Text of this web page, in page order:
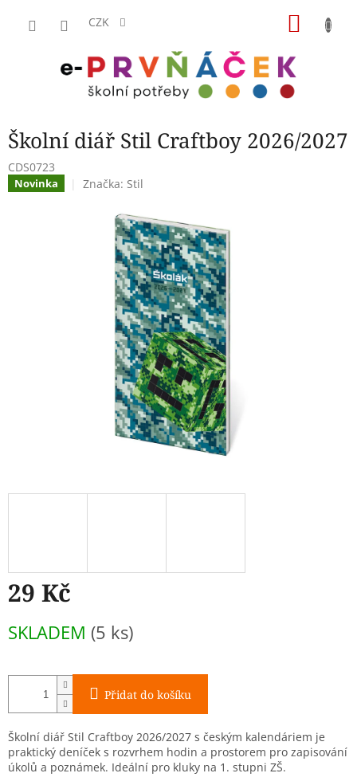
CZK
Školní diář Stil Craftboy 2026/2027
CDS0723
Novinka Značka: Stil
29 Kč
cena:
SKLADEM (5 ks)
Přidat do košíku
Školní diář Stil Craftboy 2026/2027 s českým kalendáriem je
praktický deníček s rozvrhem hodin a prostorem pro zapisování
úkolů a poznámek. Ideální pro kluky na 1. stupni ZŠ.